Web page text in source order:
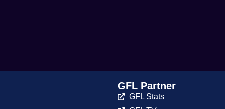
GFL Partner
GFL Stats